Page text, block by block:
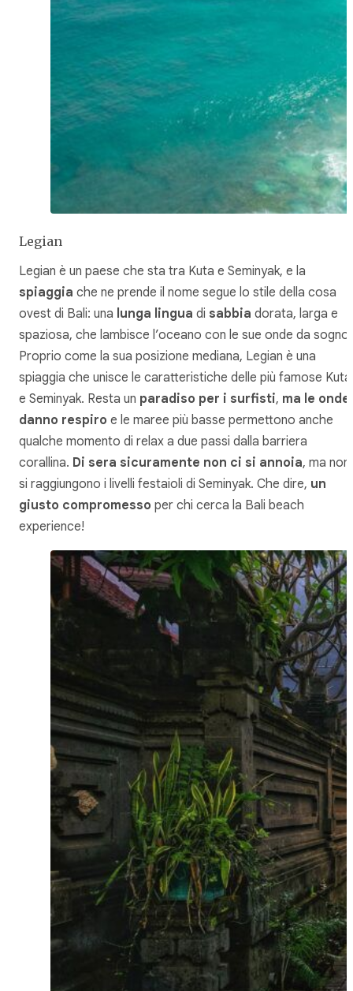
Legian
Legian è un paese che sta tra Kuta e Seminyak, e la
spiaggia che ne prende il nome segue lo stile della cosa
ovest di Bali: una lunga lingua di sabbia dorata, larga e
spaziosa, che lambisce l’oceano con le sue onde da sogno.
Proprio come la sua posizione mediana, Legian è una
spiaggia che unisce le caratteristiche delle più famose Kuta
e Seminyak. Resta un paradiso per i surfisti, ma le onde
danno respiro e le maree più basse permettono anche
qualche momento di relax a due passi dalla barriera
corallina. Di sera sicuramente non ci si annoia, ma non
si raggiungono i livelli festaioli di Seminyak. Che dire, un
giusto compromesso per chi cerca la Bali beach
experience!